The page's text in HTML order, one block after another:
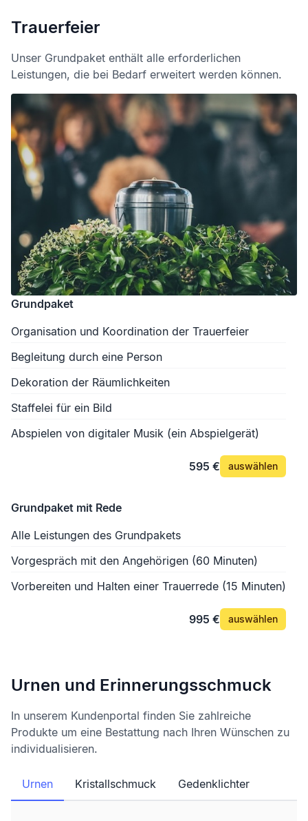
Trauerfeier
Unser Grundpaket enthält alle erforderlichen
Leistungen, die bei Bedarf erweitert werden können.
Grundpaket
Organisation und Koordination der Trauerfeier
Begleitung durch eine Person
Dekoration der Räumlichkeiten
Staffelei für ein Bild
Abspielen von digitaler Musik (ein Abspielgerät)
595 € auswählen
Grundpaket mit Rede
Alle Leistungen des Grundpakets
Vorgespräch mit den Angehörigen (60 Minuten)
Vorbereiten und Halten einer Trauerrede (15 Minuten)
995 € auswählen
Urnen und Erinnerungsschmuck
In unserem Kundenportal finden Sie zahlreiche
Produkte um eine Bestattung nach Ihren Wünschen zu
individualisieren.
Urnen Kristallschmuck Gedenklichter